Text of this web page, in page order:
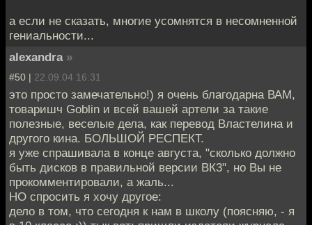
а если не сказать, многие усомнятся в несомненной
гениальности...
alexandra »
#50 | 22.09.04 16:31
это просто замечательно!) я очень благодарна ВАМ,
товаришч Goblin и всей вашей артели за такие
полезные, веселые дела, как перевод Властелина и
другого кина. БОЛЬШОЙ РЕСПЕКТ.
я уже спрашивала в конце августа, "сколько должно
быть дисков в правильной версии ВК3", но Вы не
прокомментировали, а жаль...
НО спросить я хочу другое:
дело в том, что сегодня к нам в школу (поясняю, - я